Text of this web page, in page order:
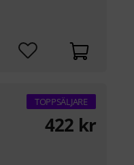
TOPPSÄLJARE
422 kr